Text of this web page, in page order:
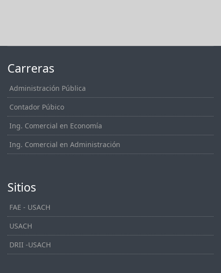
Carreras
Administración Pública
Contador Púbico
Ing. Comercial en Economía
Ing. Comercial en Administración
Sitios
FAE - USACH
USACH
DRII -USACH